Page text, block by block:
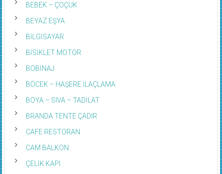
BEBEK – ÇOÇUK
BEYAZ EŞYA
BİLGİSAYAR
BİSİKLET MOTOR
BOBİNAJ
BÖCEK – HAŞERE İLAÇLAMA
BOYA – SIVA – TADİLAT
BRANDA TENTE ÇADIR
CAFE RESTORAN
CAM BALKON
ÇELİK KAPI